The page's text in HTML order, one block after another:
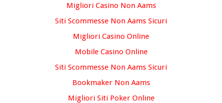
Migliori Casino Non Aams
Siti Scommesse Non Aams Sicuri
Migliori Casino Online
Mobile Casino Online
Siti Scommesse Non Aams Sicuri
Bookmaker Non Aams
Migliori Siti Poker Online